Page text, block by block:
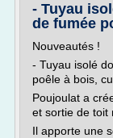
- Tuyau
de fumée
Nouveautés !
- Tuyau isolé
poêle à bois,
Poujoulat a
et sortie de toit
Il apporte une